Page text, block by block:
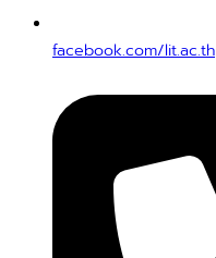
facebook.com/lit.ac.th